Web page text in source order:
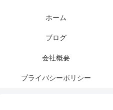
ホーム
ブログ
会社概要
プライバシーポリシー